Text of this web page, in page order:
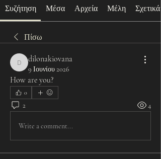
Συζήτηση Μέσα Αρχεία Μέλη Σχετικά
Πίσω
dilonakiovana
dilonakiovana
9 Ιουνίου 2026
How are you?
0
2 4
Write a comment...